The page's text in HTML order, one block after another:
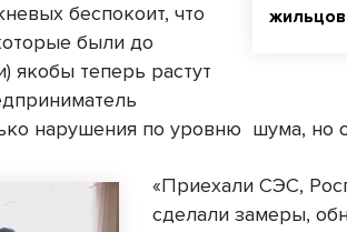
беспокоит, что
были до
якобы теперь растут
нарушения по уровню шума, но
«Приехали СЭС,
сделали замеры,